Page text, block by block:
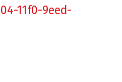
11f0-9eed-